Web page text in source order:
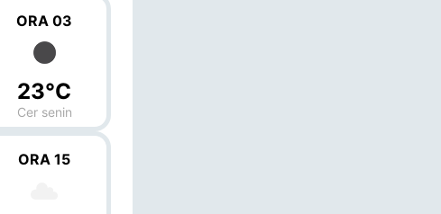
ORA 03
23°C
Cer senin
ORA 15